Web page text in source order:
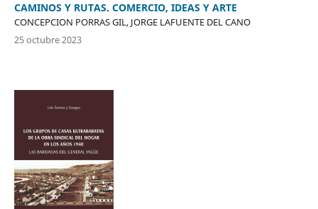
CAMINOS Y RUTAS. COMERCIO, IDEAS Y ARTE
CONCEPCION PORRAS GIL, JORGE LAFUENTE DEL CANO
25 octubre 2023